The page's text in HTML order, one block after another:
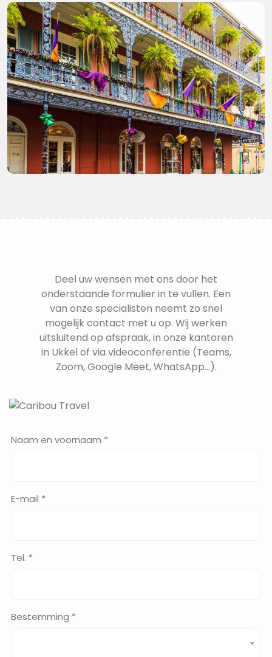
Deel uw wensen met ons door het
onderstaande formulier in te vullen. Een
van onze specialisten neemt zo snel
mogelijk contact met u op. Wij werken
uitsluitend op afspraak, in onze kantoren
in Ukkel of via videoconferentie (Teams,
Zoom, Google Meet, WhatsApp...).
Naam en voornaam *
E-mail *
Tel. *
Bestemming *